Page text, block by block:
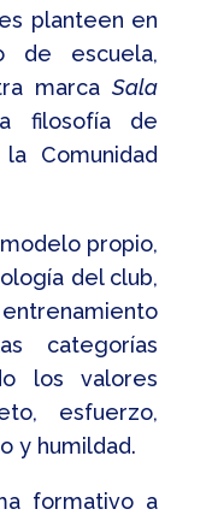
planteen en
de escuela,
marcaSala
filosofía de
Comunidad
propio,
del club,
categorías
los valores
esfuerzo,
y humildad.
formativo a